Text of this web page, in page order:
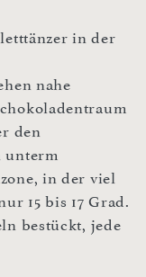
in der
nahe
den
unterm
in der viel
15 bis 17 Grad.
bestückt, jede